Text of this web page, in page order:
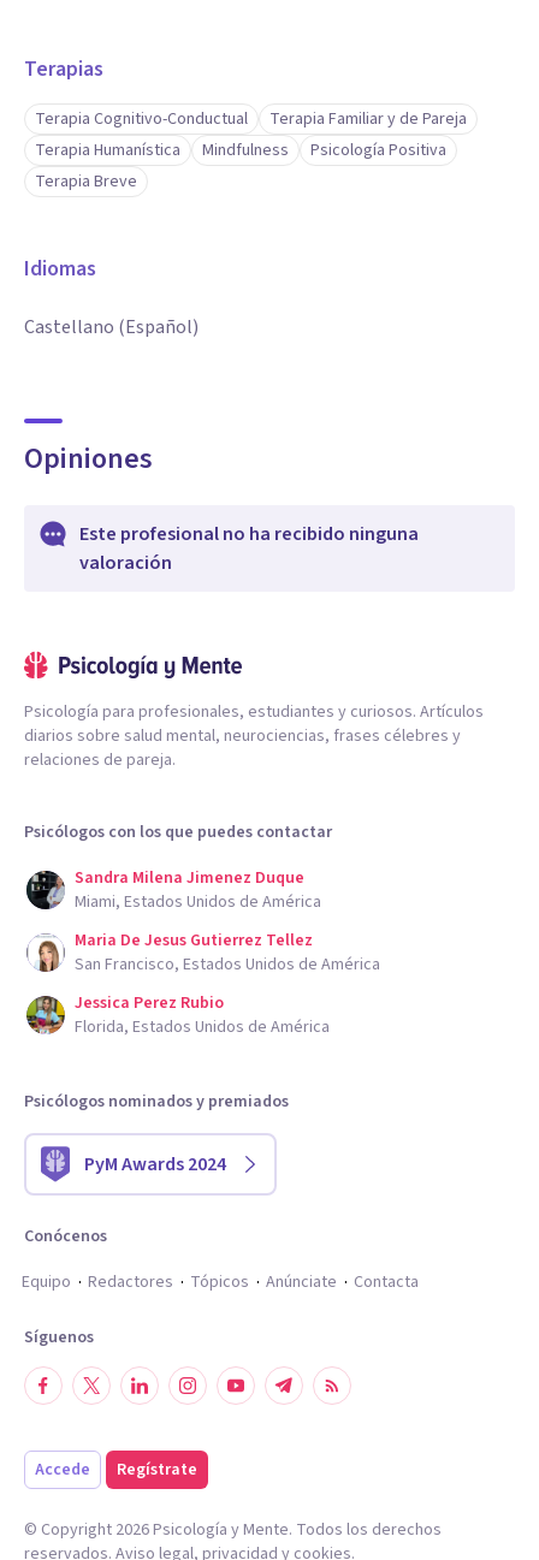
Terapias
Terapia Cognitivo-Conductual
Terapia Familiar y de Pareja
Terapia Humanística
Mindfulness
Psicología Positiva
Terapia Breve
Idiomas
Castellano (Español)
Opiniones
Este profesional no ha recibido ninguna
valoración
Psicología para profesionales, estudiantes y curiosos. Artículos
diarios sobre salud mental, neurociencias, frases célebres y
relaciones de pareja.
Psicólogos con los que puedes contactar
Sandra Milena Jimenez Duque
Miami, Estados Unidos de América
Maria De Jesus Gutierrez Tellez
San Francisco, Estados Unidos de América
Jessica Perez Rubio
Florida, Estados Unidos de América
Psicólogos nominados y premiados
PyM Awards 2024
Conócenos
Equipo
Redactores Tópicos Anúnciate Contacta
Síguenos
Accede Regístrate
© Copyright 2026Psicología y Mente. Todos los derechos
reservados. Aviso legal, privacidad y cookies.